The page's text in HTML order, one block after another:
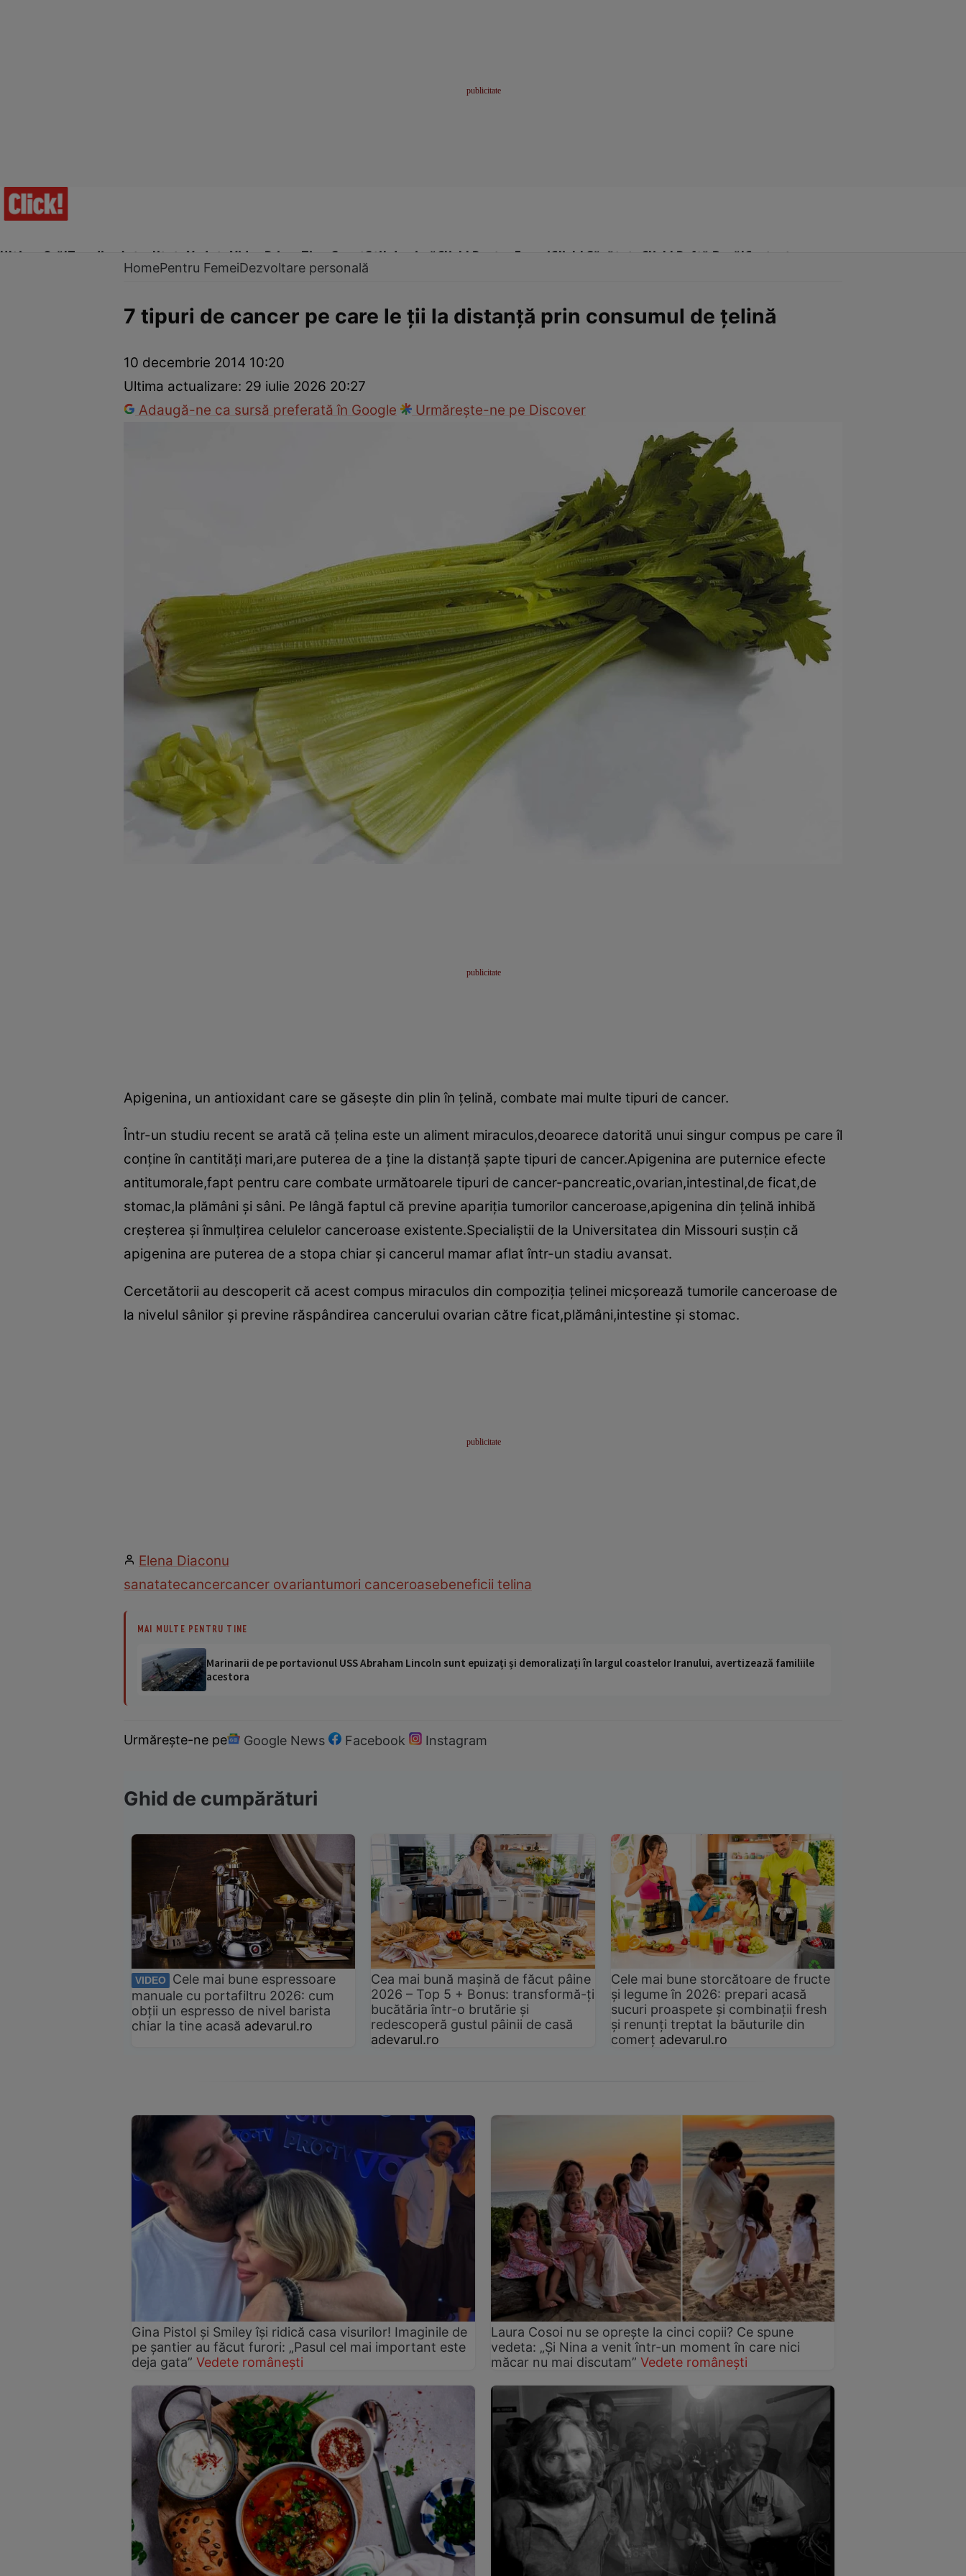
Ultima Oră!Trending Actualitate Vedete Video Prime Time SportStil de viațăClick! Pentru FemeiClick! Sănătate Click! Poftă Bună!Contact
Dezvoltare personalăÎngrijire personalăCasă și grădină
HomePentru FemeiDezvoltare personală
7 tipuri de cancer pe care le ţii la distanţă prin consumul de ţelină
10 decembrie 2014 10:20
Ultima actualizare: 29 iulie 2026 20:27
Adaugă-ne ca sursă preferată în Google
Urmărește-ne pe Discover
Apigenina, un antioxidant care se găseşte din plin în ţelină, combate mai multe tipuri de cancer.
Într-un studiu recent se arată că ţelina este un aliment miraculos,deoarece datorită unui singur compus pe care îl
conţine în cantităţi mari,are puterea de a ţine la distanţă şapte tipuri de cancer.Apigenina are puternice efecte
antitumorale,fapt pentru care combate următoarele tipuri de cancer-pancreatic,ovarian,intestinal,de ficat,de
stomac,la plămâni şi sâni. Pe lângă faptul că previne apariţia tumorilor canceroase,apigenina din ţelină inhibă
creşterea şi înmulţirea celulelor canceroase existente.Specialiştii de la Universitatea din Missouri susţin că
apigenina are puterea de a stopa chiar şi cancerul mamar aflat într-un stadiu avansat.
Cercetătorii au descoperit că acest compus miraculos din compoziţia ţelinei micşorează tumorile canceroase de
la nivelul sânilor şi previne răspândirea cancerului ovarian către ficat,plămâni,intestine şi stomac.
Elena Diaconu
sanatatecancercancer ovariantumori canceroasebeneficii telina
MAI MULTE PENTRU TINE
Marinarii de pe portavionul USS Abraham Lincoln sunt epuizați și demoralizați în largul coastelor Iranului, avertizează familiile
acestora
Urmărește-ne pe Google News Facebook Instagram
Ghid de cumpărături
VIDEO
Cele mai bune espressoare
manuale cu portafiltru 2026: cum
obții un espresso de nivel barista
chiar la tine acasă adevarul.ro
Cea mai bună mașină de făcut pâine
2026 – Top 5 + Bonus: transformă-ți
bucătăria într-o brutărie și
redescoperă gustul pâinii de casă
adevarul.ro
Cele mai bune storcătoare de fructe
și legume în 2026: prepari acasă
sucuri proaspete și combinații fresh
și renunți treptat la băuturile din
comerț adevarul.ro
Gina Pistol și Smiley își ridică casa visurilor! Imaginile de
pe șantier au făcut furori: „Pasul cel mai important este
deja gata” Vedete românești
Laura Cosoi nu se oprește la cinci copii? Ce spune
vedeta: „Și Nina a venit într-un moment în care nici
măcar nu mai discutam” Vedete românești